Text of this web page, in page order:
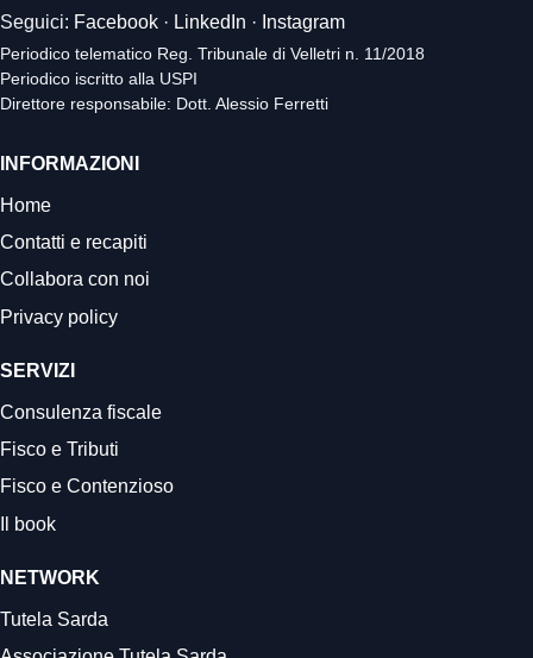
Seguici: Facebook · LinkedIn · Instagram
Periodico telematico Reg. Tribunale di Velletri n. 11/2018
Periodico iscritto alla USPI
Direttore responsabile: Dott. Alessio Ferretti
INFORMAZIONI
Home
Contatti e recapiti
Collabora con noi
Privacy policy
SERVIZI
Consulenza fiscale
Fisco e Tributi
Fisco e Contenzioso
Il book
NETWORK
Tutela Sarda